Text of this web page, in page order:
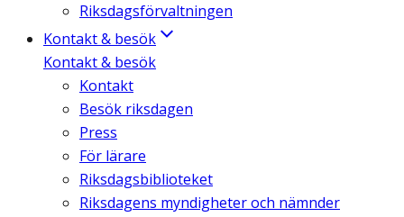
Riksdagsförvaltningen
Kontakt & besök
Kontakt & besök
Kontakt
Besök riksdagen
Press
För lärare
Riksdagsbiblioteket
Riksdagens myndigheter och nämnder